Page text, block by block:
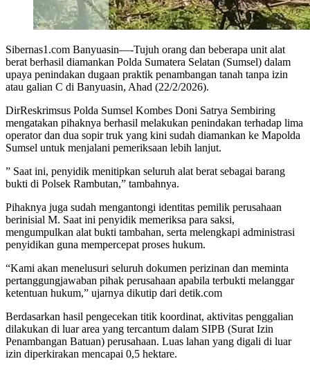
Sibernas1.com Banyuasin—-Tujuh orang dan beberapa unit alat
berat berhasil diamankan Polda Sumatera Selatan (Sumsel) dalam
upaya penindakan dugaan praktik penambangan tanah tanpa izin
atau galian C di Banyuasin, Ahad (22/2/2026).
DirReskrimsus Polda Sumsel Kombes Doni Satrya Sembiring
mengatakan pihaknya berhasil melakukan penindakan terhadap lima
operator dan dua sopir truk yang kini sudah diamankan ke Mapolda
Sumsel untuk menjalani pemeriksaan lebih lanjut.
” Saat ini, penyidik menitipkan seluruh alat berat sebagai barang
bukti di Polsek Rambutan,” tambahnya.
Pihaknya juga sudah mengantongi identitas pemilik perusahaan
berinisial M. Saat ini penyidik memeriksa para saksi,
mengumpulkan alat bukti tambahan, serta melengkapi administrasi
penyidikan guna mempercepat proses hukum.
“Kami akan menelusuri seluruh dokumen perizinan dan meminta
pertanggungjawaban pihak perusahaan apabila terbukti melanggar
ketentuan hukum,” ujarnya dikutip dari detik.com
Berdasarkan hasil pengecekan titik koordinat, aktivitas penggalian
dilakukan di luar area yang tercantum dalam SIPB (Surat Izin
Penambangan Batuan) perusahaan. Luas lahan yang digali di luar
izin diperkirakan mencapai 0,5 hektare.